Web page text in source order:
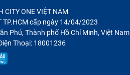
CITY ONE VIỆT NAM
cấp ngày 14/04/2023
Phú, Thành phố Hồ Chí Minh, Việt Nam
Thoại: 18001236